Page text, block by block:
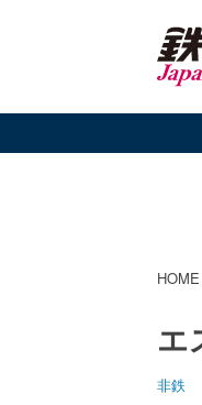
HOME
エ
非鉄